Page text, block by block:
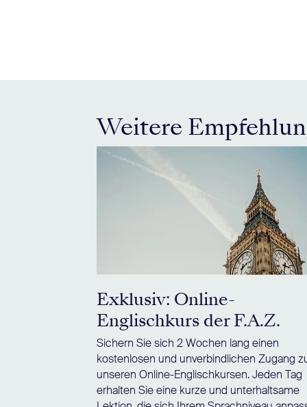
Weitere
Exklusiv: Online-
Englischkurs der F.A.Z.
Sichern Sie sich 2 Wochen lang einen
kostenlosen und unverbindlichen Zugang
unseren Online-Englischkursen. Jeden Tag
erhalten Sie eine kurze und unterhaltsame